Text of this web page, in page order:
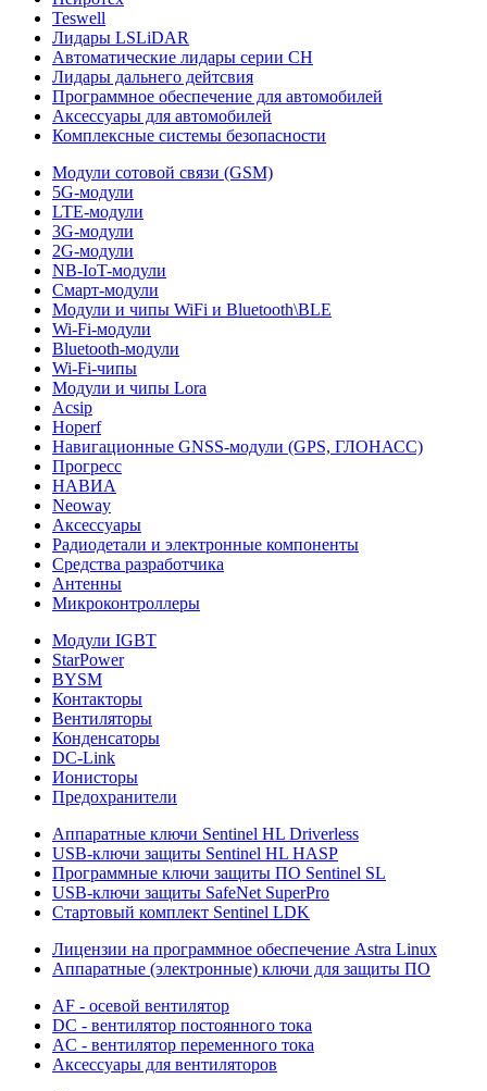
Teswell
Лидары LSLiDAR
Автоматические лидары серии CH
Лидары дальнего дейтсвия
Программное обеспечение для автомобилей
Аксессуары для автомобилей
Комплексные системы безопасности
Модули сотовой связи (GSM)
5G-модули
LTE-модули
3G-модули
2G-модули
NB-IoT-модули
Смарт-модули
Модули и чипы WiFi и Bluetooth\BLE
Wi-Fi-модули
Bluetooth-модули
Wi-Fi-чипы
Модули и чипы Lora
Acsip
Hoperf
Навигационные GNSS-модули (GPS, ГЛОНАСС)
Прогресс
НАВИА
Neoway
Аксессуары
Радиодетали и электронные компоненты
Средства разработчика
Антенны
Микроконтроллеры
Модули IGBT
StarPower
BYSM
Контакторы
Вентиляторы
Конденсаторы
DC-Link
Ионисторы
Предохранители
Аппаратные ключи Sentinel HL Driverless
USB-ключи защиты Sentinel HL HASP
Программные ключи защиты ПО Sentinel SL
USB-ключи защиты SafeNet SuperPro
Стартовый комплект Sentinel LDK
Лицензии на программное обеспечение Astra Linux
Аппаратные (электронные) ключи для защиты ПО
AF - осевой вентилятор
DC - вентилятор постоянного тока
AC - вентилятор переменного тока
Аксессуары для вентиляторов